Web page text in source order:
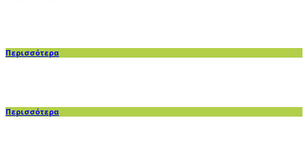
Περισσότερα
Περισσότερα